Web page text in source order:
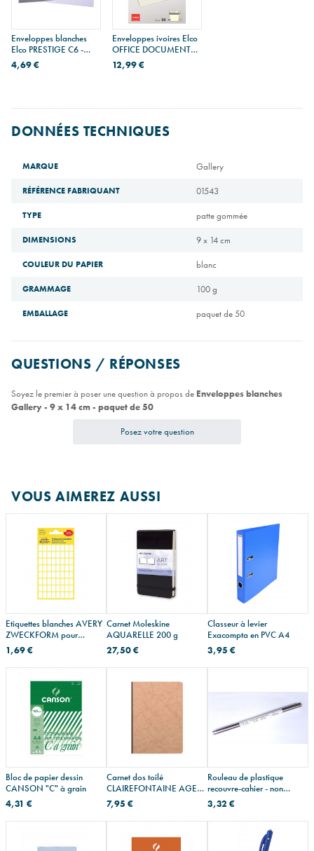
Enveloppes blanches
Elco PRESTIGE C6 -
paquet de 25
4,69 €
Enveloppes ivoires Elco
OFFICE DOCUMENTO
C4 - paquet de 10
12,99 €
DONNÉES TECHNIQUES
MARQUE Gallery
RÉFÉRENCE FABRIQUANT 01543
TYPE patte gommée
DIMENSIONS 9 x 14 cm
COULEUR DU PAPIER blanc
GRAMMAGE 100 g
EMBALLAGE paquet de 50
QUESTIONS / RÉPONSES
Soyez le premier à poser une question à propos de Enveloppes blanches
Gallery - 9 x 14 cm - paquet de 50
Posez votre question
VOUS AIMEREZ AUSSI
Etiquettes blanches AVERY
ZWECKFORM pour
inscription manuelle
1,69 €
Carnet Moleskine
AQUARELLE 200 g
27,50 €
Classeur à levier
Exacompta en PVC A4
3,95 €
Bloc de papier dessin
CANSON "C" à grain
4,31 €
Carnet dos toilé
CLAIREFONTAINE AGE
BAG - A5 - 192 pages
7,95 €
Rouleau de plastique
recouvre-cahier - non
adhésif
3,32 €